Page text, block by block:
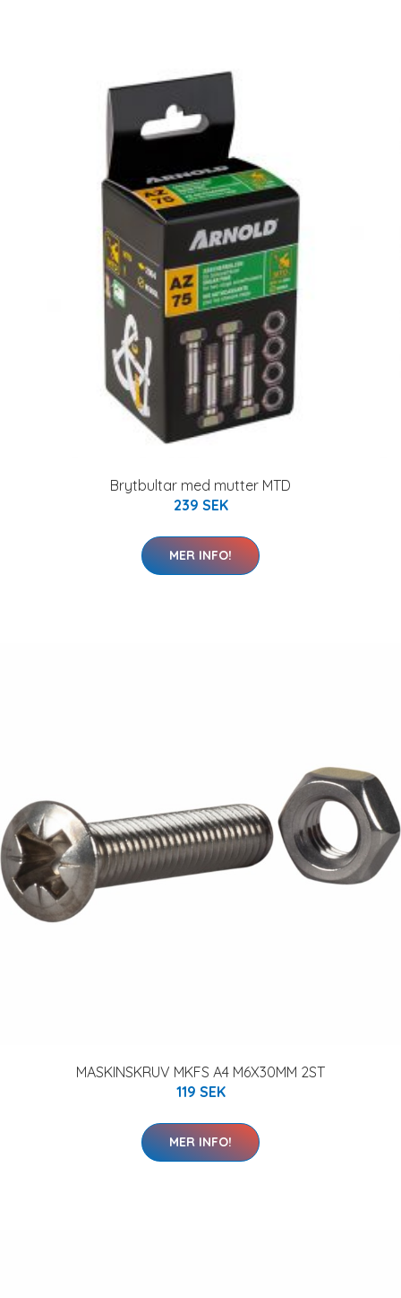
Brytbultar med mutter MTD
239 SEK
MER INFO!
MASKINSKRUV MKFS A4 M6X30MM 2ST
119 SEK
MER INFO!